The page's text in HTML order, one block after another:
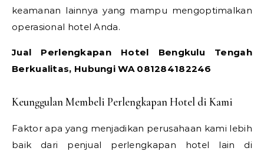
keamanan lainnya yang mampu mengoptimalkan
operasional hotel Anda.
Jual Perlengkapan Hotel Bengkulu Tengah
Berkualitas, Hubungi WA 081284182246
Keunggulan Membeli Perlengkapan Hotel di Kami
Faktor apa yang menjadikan perusahaan kami lebih
baik dari penjual perlengkapan hotel lain di